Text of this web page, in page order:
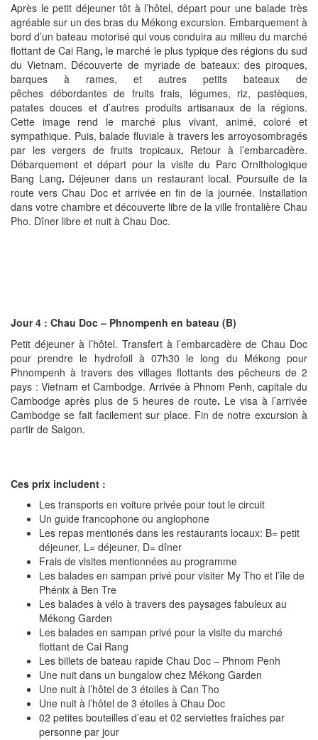
Après le petit déjeuner tôt à l’hôtel, départ pour une balade très
agréable sur un des bras du Mékong excursion. Embarquement à
bord d’un bateau motorisé qui vous conduira au milieu du marché
flottant de Cai Rang, le marché le plus typique des régions du sud
du Vietnam. Découverte de myriade de bateaux: des piroques,
barques à rames, et autres petits bateaux de
pêches débordantes de fruits frais, légumes, riz, pastèques,
patates douces et d’autres produits artisanaux de la régions.
Cette image rend le marché plus vivant, animé, coloré et
sympathique. Puis, balade fluviale à travers les arroyosombragés
par les vergers de fruits tropicaux. Retour à l’embarcadère.
Débarquement et départ pour la visite du Parc Ornithologique
Bang Lang. Déjeuner dans un restaurant local. Poursuite de la
route vers Chau Doc et arrivée en fin de la journée. Installation
dans votre chambre et découverte libre de la ville frontalière Chau
Pho. Dîner libre et nuit à Chau Doc.
Jour 4 : Chau Doc – Phnompenh en bateau (B)
Petit déjeuner à l’hôtel. Transfert à l’embarcadère de Chau Doc
pour prendre le hydrofoil à 07h30 le long du Mékong pour
Phnompenh à travers des villages flottants des pêcheurs de 2
pays : Vietnam et Cambodge. Arrivée à Phnom Penh, capitale du
Cambodge après plus de 5 heures de route. Le visa à l’arrivée
Cambodge se fait facilement sur place. Fin de notre excursion à
partir de Saigon.
Ces prix includent :
Les transports en voiture privée pour tout le circuit
Un guide francophone ou anglophone
Les repas mentionés dans les restaurants locaux: B= petit
déjeuner, L= déjeuner, D= dîner
Frais de visites mentionnées au programme
Les balades en sampan privé pour visiter My Tho et l’île de
Phénix à Ben Tre
Les balades à vélo à travers des paysages fabuleux au
Mékong Garden
Les balades en sampan privé pour la visite du marché
flottant de Cai Rang
Les billets de bateau rapide Chau Doc – Phnom Penh
Une nuit dans un bungalow chez Mékong Garden
Une nuit à l’hôtel de 3 étoiles à Can Tho
Une nuit à l’hôtel de 3 étoiles à Chau Doc
02 petites bouteilles d’eau et 02 serviettes fraîches par
personne par jour